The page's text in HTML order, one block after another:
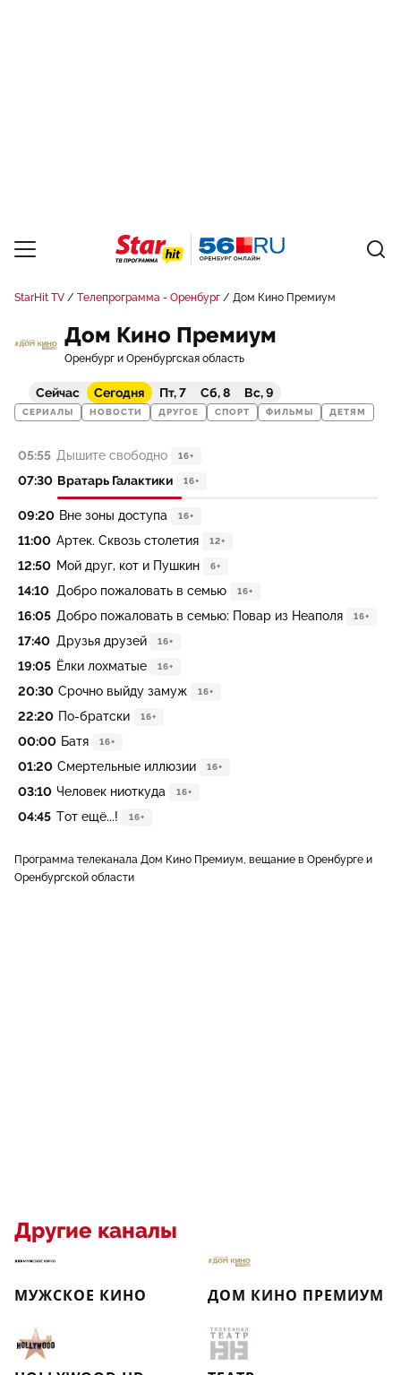
StarHit TV Телепрограмма - Оренбург Дом Кино Премиум
Дом Кино Премиум
Оренбург и Оренбургская область
Сейчас Сегодня Пт, 7 Сб, 8 Вс, 9
СЕРИАЛЫ НОВОСТИ ДРУГОЕ СПОРТ ФИЛЬМЫ ДЕТЯМ
05:55 Дышите свободно 16+
07:30 Вратарь Галактики 16+
09:20 Вне зоны доступа 16+
11:00 Артек. Сквозь столетия 12+
12:50 Мой друг, кот и Пушкин 6+
14:10 Добро пожаловать в семью 16+
16:05 Добро пожаловать в семью: Повар из Неаполя 16+
17:40 Друзья друзей 16+
19:05 Ёлки лохматые 16+
20:30 Срочно выйду замуж 16+
22:20 По-братски 16+
00:00 Батя 16+
01:20 Смертельные иллюзии 16+
03:10 Человек ниоткуда 16+
04:45 Тот ещё...! 16+
Программа телеканала Дом Кино Премиум, вещание в Оренбурге и
Оренбургской области
Другие каналы
МУЖСКОЕ КИНО ДОМ КИНО ПРЕМИУМ